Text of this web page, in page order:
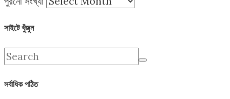
সাইটে খুঁজুন
সর্বাধিক পঠিত